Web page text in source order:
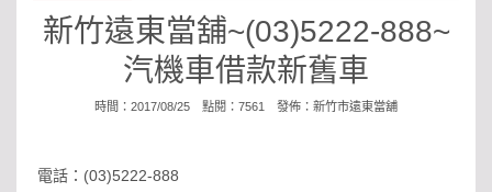
新竹遠東當舖~(03)5222-888~
汽機車借款新舊車
時間：2017/08/25 點閱：7561 發佈： 新竹市遠東當舖
電話：(03)5222-888